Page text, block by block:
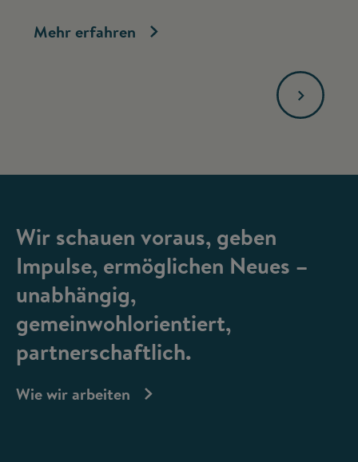
Mehr erfahren
Wir schauen voraus, geben
Impulse, ermöglichen Neues –
unabhängig,
gemeinwohlorientiert,
partnerschaftlich.
Wie wir arbeiten